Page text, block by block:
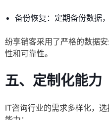
备份恢复：定期备份数据
纷享销客采用了严格的数据
性和可靠性。
五、定制化能力
IT咨询行业的需求多样化，